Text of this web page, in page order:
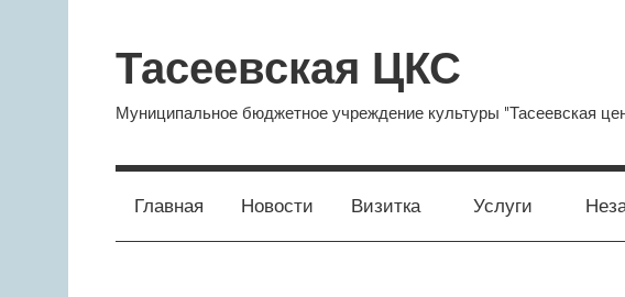
Тасеевская ЦКС
Муниципальное бюджетное учреждение культуры "Тасеевская
Главная Новости Визитка Услуги